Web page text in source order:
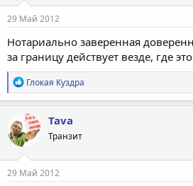
29 Май 2012
Нотариально заверенная
за границу действует везде, где
Р
е
а
к
ц
и
:
Глокая Куздра
Tava
Транзит
29 Май 2012